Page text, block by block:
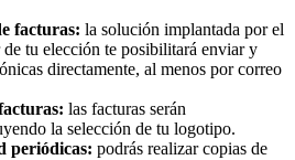
facturas: la solución implantada por el
tu elección te posibilitará enviar y
directamente, al menos por correo
las facturas serán
la selección de tu logotipo.
periódicas: podrás realizar copias de